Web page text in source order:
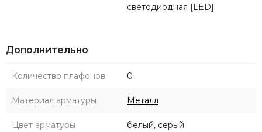
светодиодная [LED]
Дополнительно
Количество плафонов 0
Материал арматуры Металл
Цвет арматуры белый, серый